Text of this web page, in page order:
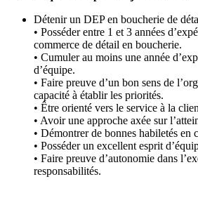
Détenir un DEP en boucherie de
• Posséder entre 1 et 3 années
commerce de détail en boucherie.
• Cumuler au moins une année
d’équipe.
• Faire preuve d’un bon sens de
capacité à établir les priorités.
• Être orienté vers le service à la
• Avoir une approche axée sur
• Démontrer de bonnes habiletés en
• Posséder un excellent esprit
• Faire preuve d’autonomie dans
responsabilités.